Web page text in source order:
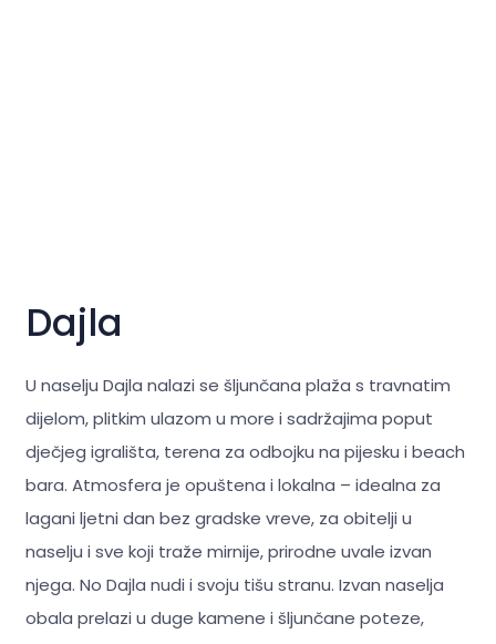
Dajla
U naselju Dajla nalazi se šljunčana plaža s travnatim
dijelom, plitkim ulazom u more i sadržajima poput
dječjeg igrališta, terena za odbojku na pijesku i beach
bara. Atmosfera je opuštena i lokalna – idealna za
lagani ljetni dan bez gradske vreve, za obitelji u
naselju i sve koji traže mirnije, prirodne uvale izvan
njega. No Dajla nudi i svoju tišu stranu. Izvan naselja
obala prelazi u duge kamene i šljunčane poteze,